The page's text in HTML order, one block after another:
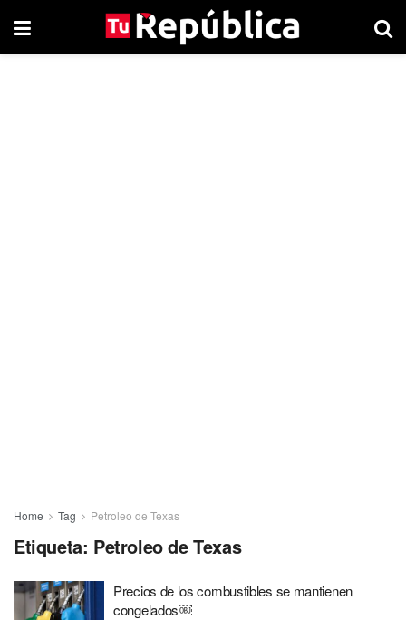
Home Tag Petroleo de Texas
Etiqueta: Petroleo de Texas
Precios de los combustibles se mantienen
congelados￼